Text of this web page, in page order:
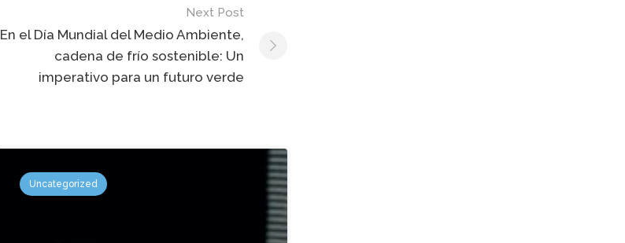
Next Post
En el Día Mundial del Medio Ambiente,
cadena de frío sostenible: Un
imperativo para un futuro verde
Uncategorized